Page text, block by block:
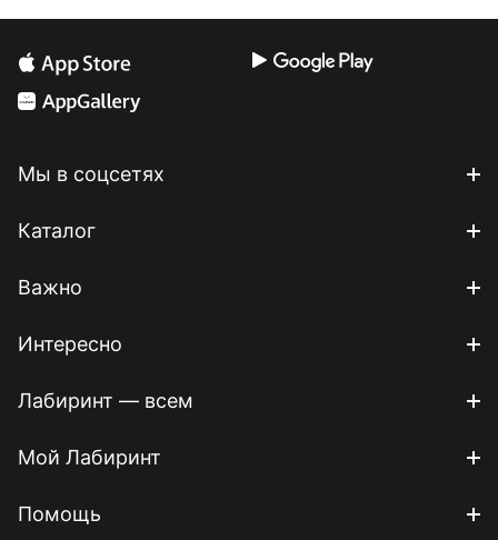
Мы в соцсетях
Каталог
Важно
Интересно
Лабиринт — всем
Мой Лабиринт
Помощь